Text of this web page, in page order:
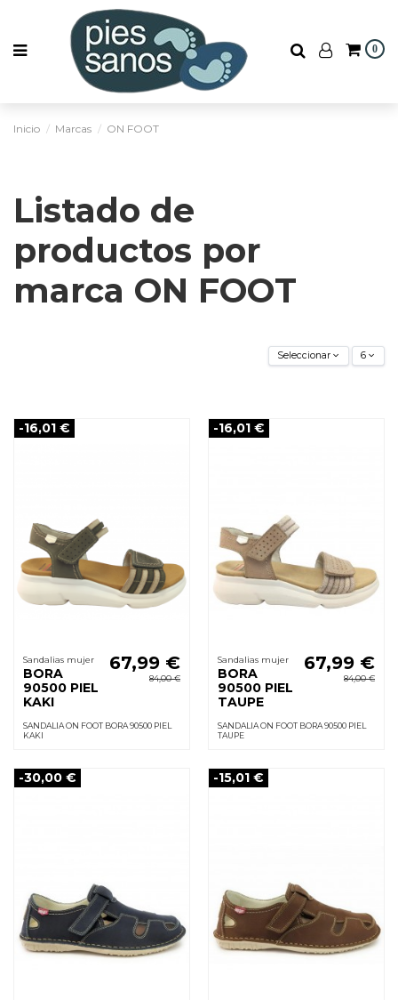
0
Inicio Marcas ON FOOT
Listado de
productos por
marca ON FOOT
Seleccionar 6
-16,01 €
Sandalias mujer
BORA
90500 PIEL
KAKI
67,99 €
84,00 €
SANDALIA ON FOOT BORA 90500 PIEL
KAKI
-16,01 €
Sandalias mujer
BORA
90500 PIEL
TAUPE
67,99 €
84,00 €
SANDALIA ON FOOT BORA 90500 PIEL
TAUPE
-30,00 € -15,01 €